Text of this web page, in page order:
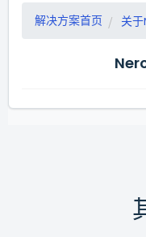
解决方案首页 关